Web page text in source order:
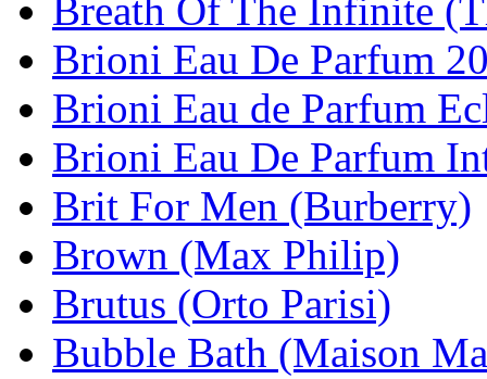
Breath Of The Infinite
Brioni Eau De Parfum
Brioni Eau de Parfum
Brioni Eau De Parfum
Brit For Men (Burberry)
Brown (Max Philip)
Brutus (Orto Parisi)
Bubble Bath (Maison